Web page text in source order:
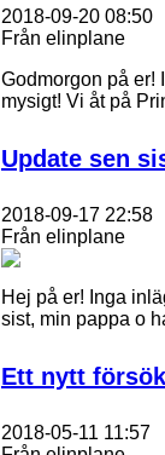
2018-09-20 08:50
Från elinplane
Godmorgon på er!
mysigt! Vi åt på
Update sen
2018-09-17 22:58
Från elinplane
Hej på er! Inga
sist, min pappa o
Ett nytt försök
2018-05-11 11:57